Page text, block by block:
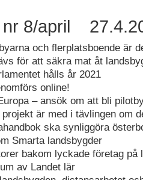
nr 8/april
och flerplatsboende är
för att säkra mat åt
hålls år 2021
online!
– ansök om att bli
är med i tävlingen om
ska synliggöra
Smarta landsbygder
bakom lyckade företag
av Landet lär